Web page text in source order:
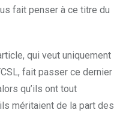
fait penser à ce titre du
qui veut uniquement
fait passer ce dernier
qu’ils ont tout
méritaient de la part des